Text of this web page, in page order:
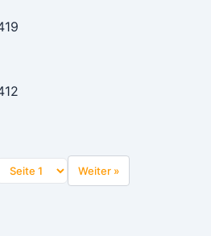
Weiter »